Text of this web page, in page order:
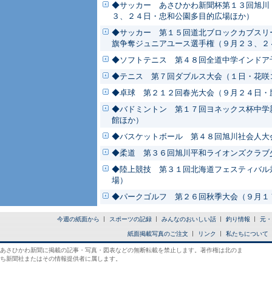
◆サッカー あさひかわ新聞杯第１３回旭川
３、２４日・忠和公園多目的広場ほか）
◆サッカー 第１５回道北ブロックカブスリ
旗争奪ジュニアユース選手権（９月２３、
◆ソフトテニス 第４８回全道中学インドア
◆テニス 第７回ダブルス大会（１日・花咲
◆卓球 第２１２回春光大会（９月２４日・
◆バドミントン 第１７回ヨネックス杯中学
館ほか）
◆バスケットボール 第４８回旭川社会人大
◆柔道 第３６回旭川平和ライオンズクラブ
◆陸上競技 第３１回北海道フェスティバル
場）
◆パークゴルフ 第２６回秋季大会（９月１
今週の紙面から スポーツの記録 みんなのおいしい話 釣り情報 元
紙面掲載写真のご注文 リンク 私たちについて
あさひかわ新聞に掲載の記事・写真・図表などの無断転載を禁止します。著作権は北のま
ち新聞社またはその情報提供者に属します。